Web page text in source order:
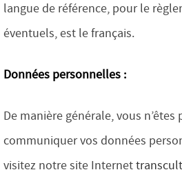
langue de référence, pour le
éventuels, est le français.
Données personnelles :
De manière générale, vous
communiquer vos données
visitez notre site Internet